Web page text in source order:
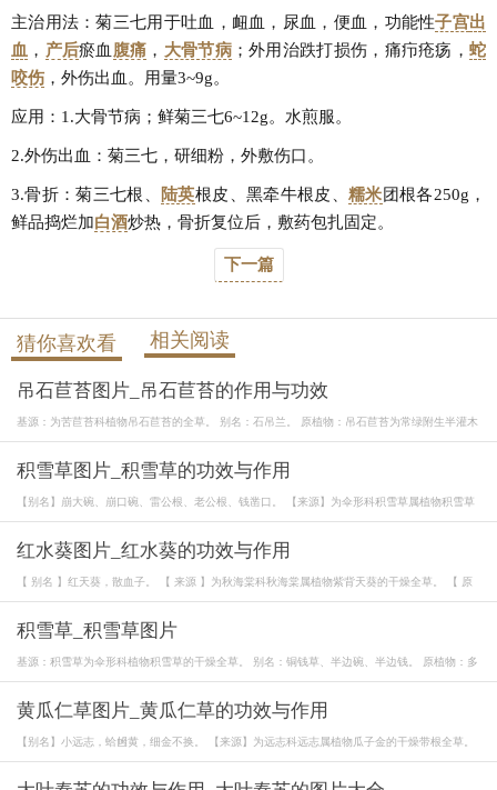
主治用法：菊三七用于吐血，衄血，尿血，便血，功能性子宫出
血 ， 产后瘀血 腹痛 ， 大骨节病；外用治跌打损伤，痛疖疮疡，蛇
咬伤 ，外伤出血。用量3~9g。
应用：1.大骨节病；鲜菊三七6~12g。水煎服。
2.外伤出血：菊三七，研细粉，外敷伤口。
3.骨折：菊三七根、 陆英根皮、黑牵牛根皮、 糯米团根各250g，
鲜品捣烂加白酒炒热，骨折复位后，敷药包扎固定。
下一篇
猜你喜欢看 相关阅读
吊石苣苔图片_吊石苣苔的作用与功效
基源：为苦苣苔科植物吊石苣苔的全草。 别名：石吊兰。 原植物：吊石苣苔为常绿附生半灌木
积雪草图片_积雪草的功效与作用
【别名】崩大碗、崩口碗、雷公根、老公根、钱凿口。 【来源】为伞形科积雪草属植物积雪草
红水葵图片_红水葵的功效与作用
【 别名 】红天葵，散血子。 【 来源 】为秋海棠科秋海棠属植物紫背天葵的干燥全草。 【 原
积雪草_积雪草图片
基源：积雪草为伞形科植物积雪草的干燥全草。 别名：铜钱草、半边碗、半边钱。 原植物：多
黄瓜仁草图片_黄瓜仁草的功效与作用
【别名】小远志，蛤乸黄，细金不换。 【来源】为远志科远志属植物瓜子金的干燥带根全草。